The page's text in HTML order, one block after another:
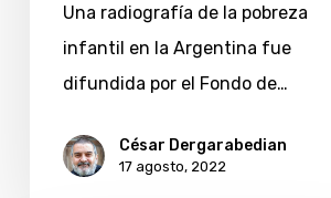
Una radiografía de la pobreza
infantil en la Argentina fue
difundida por el Fondo de…
César Dergarabedian
17 agosto, 2022